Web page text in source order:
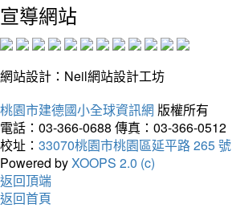
宣導網站
網站設計：Neil網站設計工坊
桃園市建德國小全球資訊網 版權所有
電話：03-366-0688 傳真：03-366-0512
校址： 33070桃園市桃園區延平路 265 號
Powered byXOOPS 2.0 (c)
返回頂端
返回首頁